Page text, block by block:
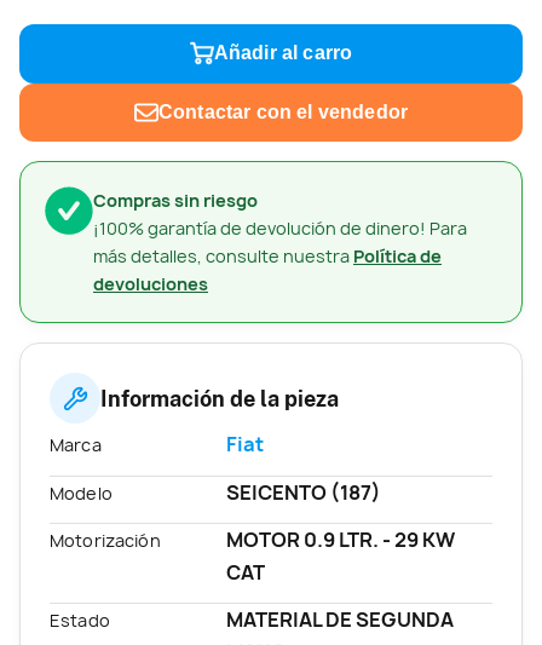
Compras sin riesgo
¡100% garantía de devolución de dinero! Para
más detalles, consulte nuestra Política de
devoluciones
Añadir al carro
Contactar con el vendedor
Información de la pieza
Marca Fiat
Modelo SEICENTO (187)
Motorización
MOTOR 0.9 LTR. - 29 KW
CAT
Estado
MATERIAL DE SEGUNDA